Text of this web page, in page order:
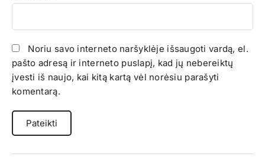
Noriu savo interneto naršyklėje išsaugoti vardą, el.
pašto adresą ir interneto puslapį, kad jų nebereiktų
įvesti iš naujo, kai kitą kartą vėl norėsiu parašyti
komentarą.